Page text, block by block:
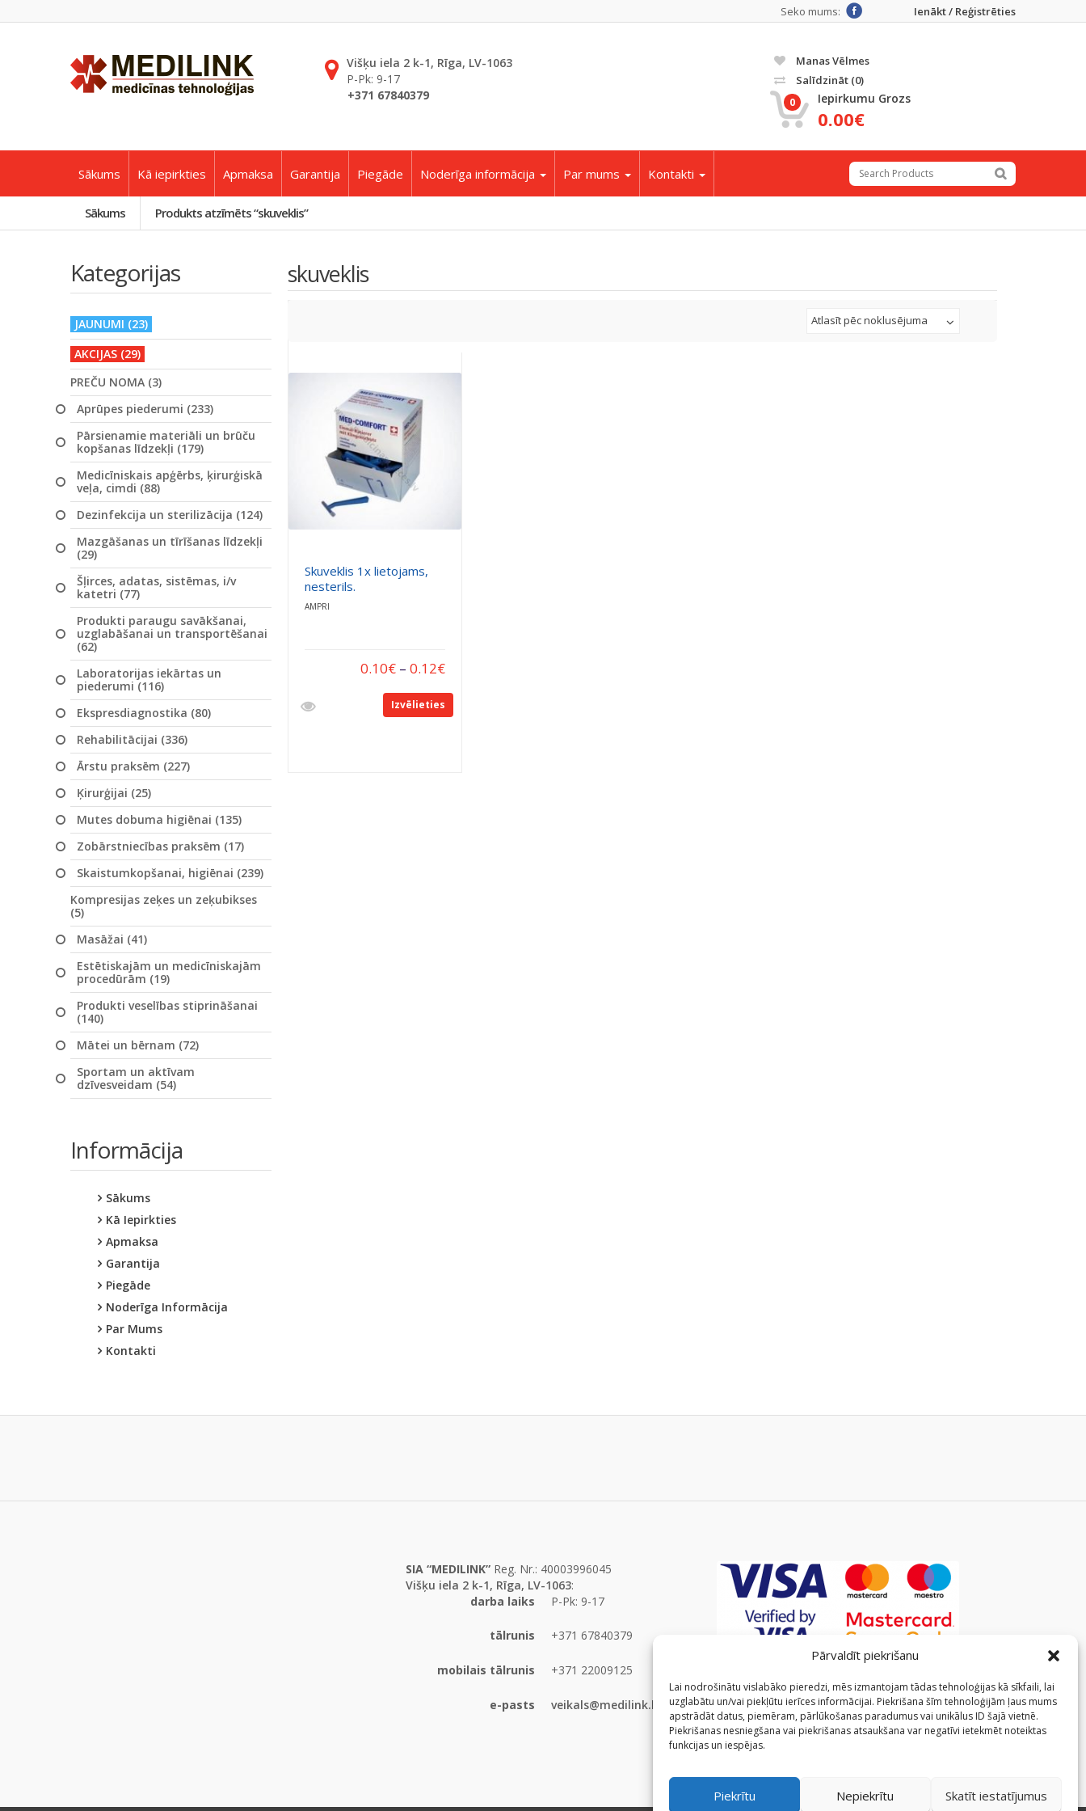
Pārvaldīt piekrišanu
Lai nodrošinātu vislabāko pieredzi, mēs izmantojam tādas tehnoloģijas kā sīkfaili, lai
uzglabātu un/vai piekļūtu ierīces informācijai. Piekrišana šīm tehnoloģijām ļaus mums
apstrādāt datus, piemēram, pārlūkošanas paradumus vai unikālus ID šajā vietnē.
Piekrišanas nesniegšana vai piekrišanas atsaukšana var negatīvi ietekmēt noteiktas
funkcijas un iespējas.
Piekrītu Nepiekrītu Skatīt iestatījumus
Ienākt / Reģistrēties
Seko mums:
Višķu iela 2 k-1, Rīga, LV-1063
P-Pk: 9-17
+371 67840379
Manas Vēlmes
Salīdzināt (0)
0 Iepirkumu Grozs
0.00€
Sākums Kā iepirkties Apmaksa Garantija Piegāde Noderīga informācija Par mums Kontakti
Sākums Produkts atzīmēts “skuveklis”
Kategorijas
JAUNUMI (23)
AKCIJAS (29)
PREČU NOMA (3)
Aprūpes piederumi (233)
Pārsienamie materiāli un brūču
kopšanas līdzekļi (179)
Medicīniskais apģērbs, ķirurģiskā
veļa, cimdi (88)
Dezinfekcija un sterilizācija (124)
Mazgāšanas un tīrīšanas līdzekļi
(29)
Šļirces, adatas, sistēmas, i/v
katetri (77)
Produkti paraugu savākšanai,
uzglabāšanai un transportēšanai
(62)
Laboratorijas iekārtas un
piederumi (116)
Ekspresdiagnostika (80)
Rehabilitācijai (336)
Ārstu praksēm (227)
Ķirurģijai (25)
Mutes dobuma higiēnai (135)
Zobārstniecības praksēm (17)
Skaistumkopšanai, higiēnai (239)
Kompresijas zeķes un zeķubikses
(5)
Masāžai (41)
Estētiskajām un medicīniskajām
procedūrām (19)
Produkti veselības stiprināšanai
(140)
Mātei un bērnam (72)
Sportam un aktīvam
dzīvesveidam (54)
Informācija
Sākums
Kā Iepirkties
Apmaksa
Garantija
Piegāde
Noderīga Informācija
Par Mums
Kontakti
skuveklis
Atlasīt pēc noklusējuma
Skuveklis 1x lietojams,
nesterils.
AMPRI
0.10€– 0.12€
Izvēlieties
SIA “MEDILINK” Reg. Nr.: 40003996045
Višķu iela 2 k-1, Rīga, LV-1063:
darba laiks
P-Pk: 9-17
tālrunis +371 67840379
mobilais tālrunis +371 22009125
e-pasts veikals@medilink.lv